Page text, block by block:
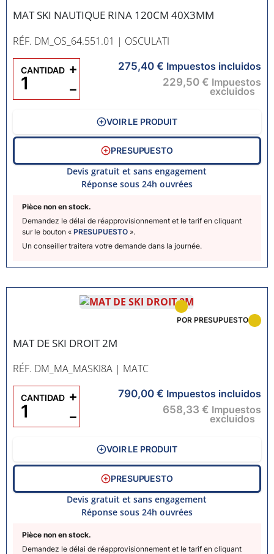
MAT SKI NAUTIQUE RINA 120CM 40X3MM
RÉF. DM_OS_64.551.01 | OSCULATI
Pièce non en stock.
Demandez le délai de réapprovisionnement et le tarif en cliquant
sur le bouton « PRESUPUESTO ».
Un conseiller traitera votre demande dans la journée.
275,40 € Impuestos incluidos
229,50 € Impuestos
excluidos
CANTIDAD
−
+
VOIR LE PRODUIT
PRESUPUESTO
Devis gratuit et sans engagement
Réponse sous 24h ouvrées
MAT DE SKI DROIT 2M
RÉF. DM_MA_MASKI8A | MATC
Pièce non en stock.
Demandez le délai de réapprovisionnement et le tarif en cliquant
POR PRESUPUESTO
790,00 € Impuestos incluidos
658,33 € Impuestos
excluidos
CANTIDAD
−
+
VOIR LE PRODUIT
PRESUPUESTO
Devis gratuit et sans engagement
Réponse sous 24h ouvrées